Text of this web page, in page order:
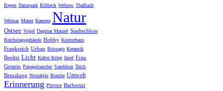
Regen Naturpark Ribbeck Welzow Thalbach
Weimar Mauer Kamera Natur
Ostsee Vogel Dagmar Manzel Stadtschloss
Reichstagsgebäude Hobby Kontorhaus
Frankreich Urban Brissago Keramik
Beelitz Licht Kalter Krieg Insel Frau
Gestein Papageitaucher Sanddorn Teich
Bemalung Nostalgie Bombe Umwelt
Erinnerung Plitvice Barberini